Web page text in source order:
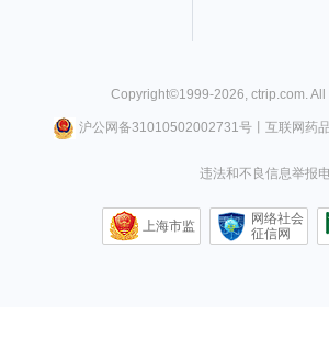
Copyright©1999-2026 ctrip.com .
沪公网备31010502002731号丨 互联网药
违法和不良信息举报
上海市监
网络社会
征信网